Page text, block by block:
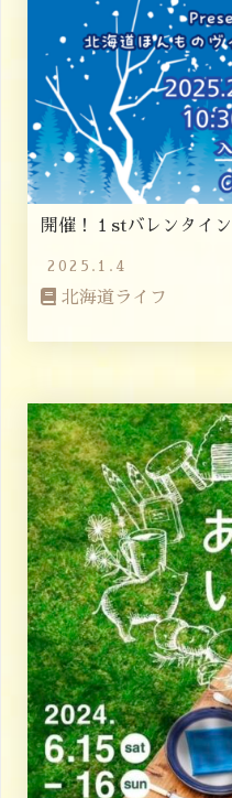
開催！１stバレンタイ
2025.1.4
北海道ライフ